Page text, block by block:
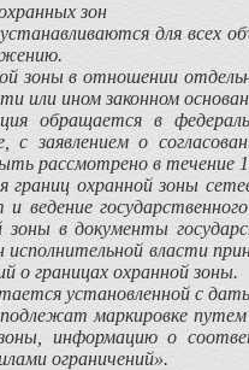
зон
для всех
зоны в отношении
или ином законном
обращается в
с заяв­лением о
рассмотрено в течение
границ охранной зоны
ведение
зоны в документы
исполнительной власти
о границах охранной зоны.
установленной с
маркировке путем
информацию о
ограничений».